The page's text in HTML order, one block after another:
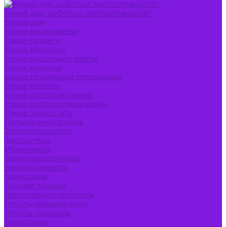
Умный дом, роботы и электротранспорт
Умный дом
Умные выключатели
Умные гаджеты
Умные лампочки
Умные настольные лампы
Умные ночники
Умные потолочные светильники
Умные розетки
Умные световые панели
Умные светодиодные ленты
Умные термостаты
Датчики умного дома
Электротранспорт
Гироскутеры
Моноколеса
Электровелосипеды
Электросамокаты
Аксессуары
Бытовая техника
Вертикальные пылесосы
Роботы-мойщики окон
Роботы-пылесосы
Аксессуары